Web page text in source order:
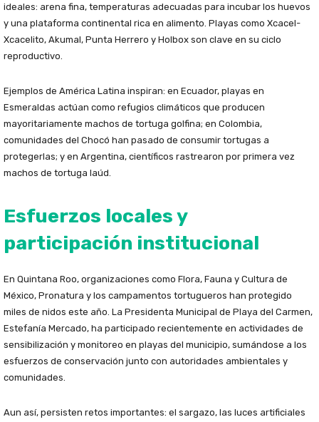
ideales: arena fina, temperaturas adecuadas para incubar los huevos
y una plataforma continental rica en alimento. Playas como Xcacel-
Xcacelito, Akumal, Punta Herrero y Holbox son clave en su ciclo
reproductivo.
Ejemplos de América Latina inspiran: en Ecuador, playas en
Esmeraldas actúan como refugios climáticos que producen
mayoritariamente machos de tortuga golfina; en Colombia,
comunidades del Chocó han pasado de consumir tortugas a
protegerlas; y en Argentina, científicos rastrearon por primera vez
machos de tortuga laúd.
Esfuerzos locales y
participación institucional
En Quintana Roo, organizaciones como Flora, Fauna y Cultura de
México, Pronatura y los campamentos tortugueros han protegido
miles de nidos este año. La Presidenta Municipal de Playa del Carmen,
Estefanía Mercado, ha participado recientemente en actividades de
sensibilización y monitoreo en playas del municipio, sumándose a los
esfuerzos de conservación junto con autoridades ambientales y
comunidades.
Aun así, persisten retos importantes: el sargazo, las luces artificiales